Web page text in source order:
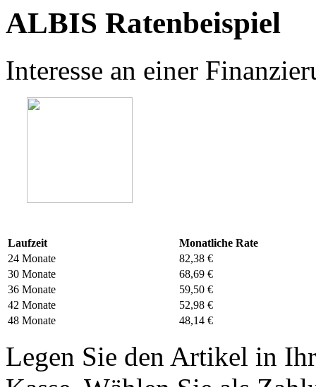
ALBIS Ratenbeispiel
Interesse an einer
Laufzeit
Monatliche Rate
24 Monate
82,38 €
30 Monate
68,69 €
36 Monate
59,50 €
42 Monate
52,98 €
48 Monate
48,14 €
Legen Sie den Artikel in